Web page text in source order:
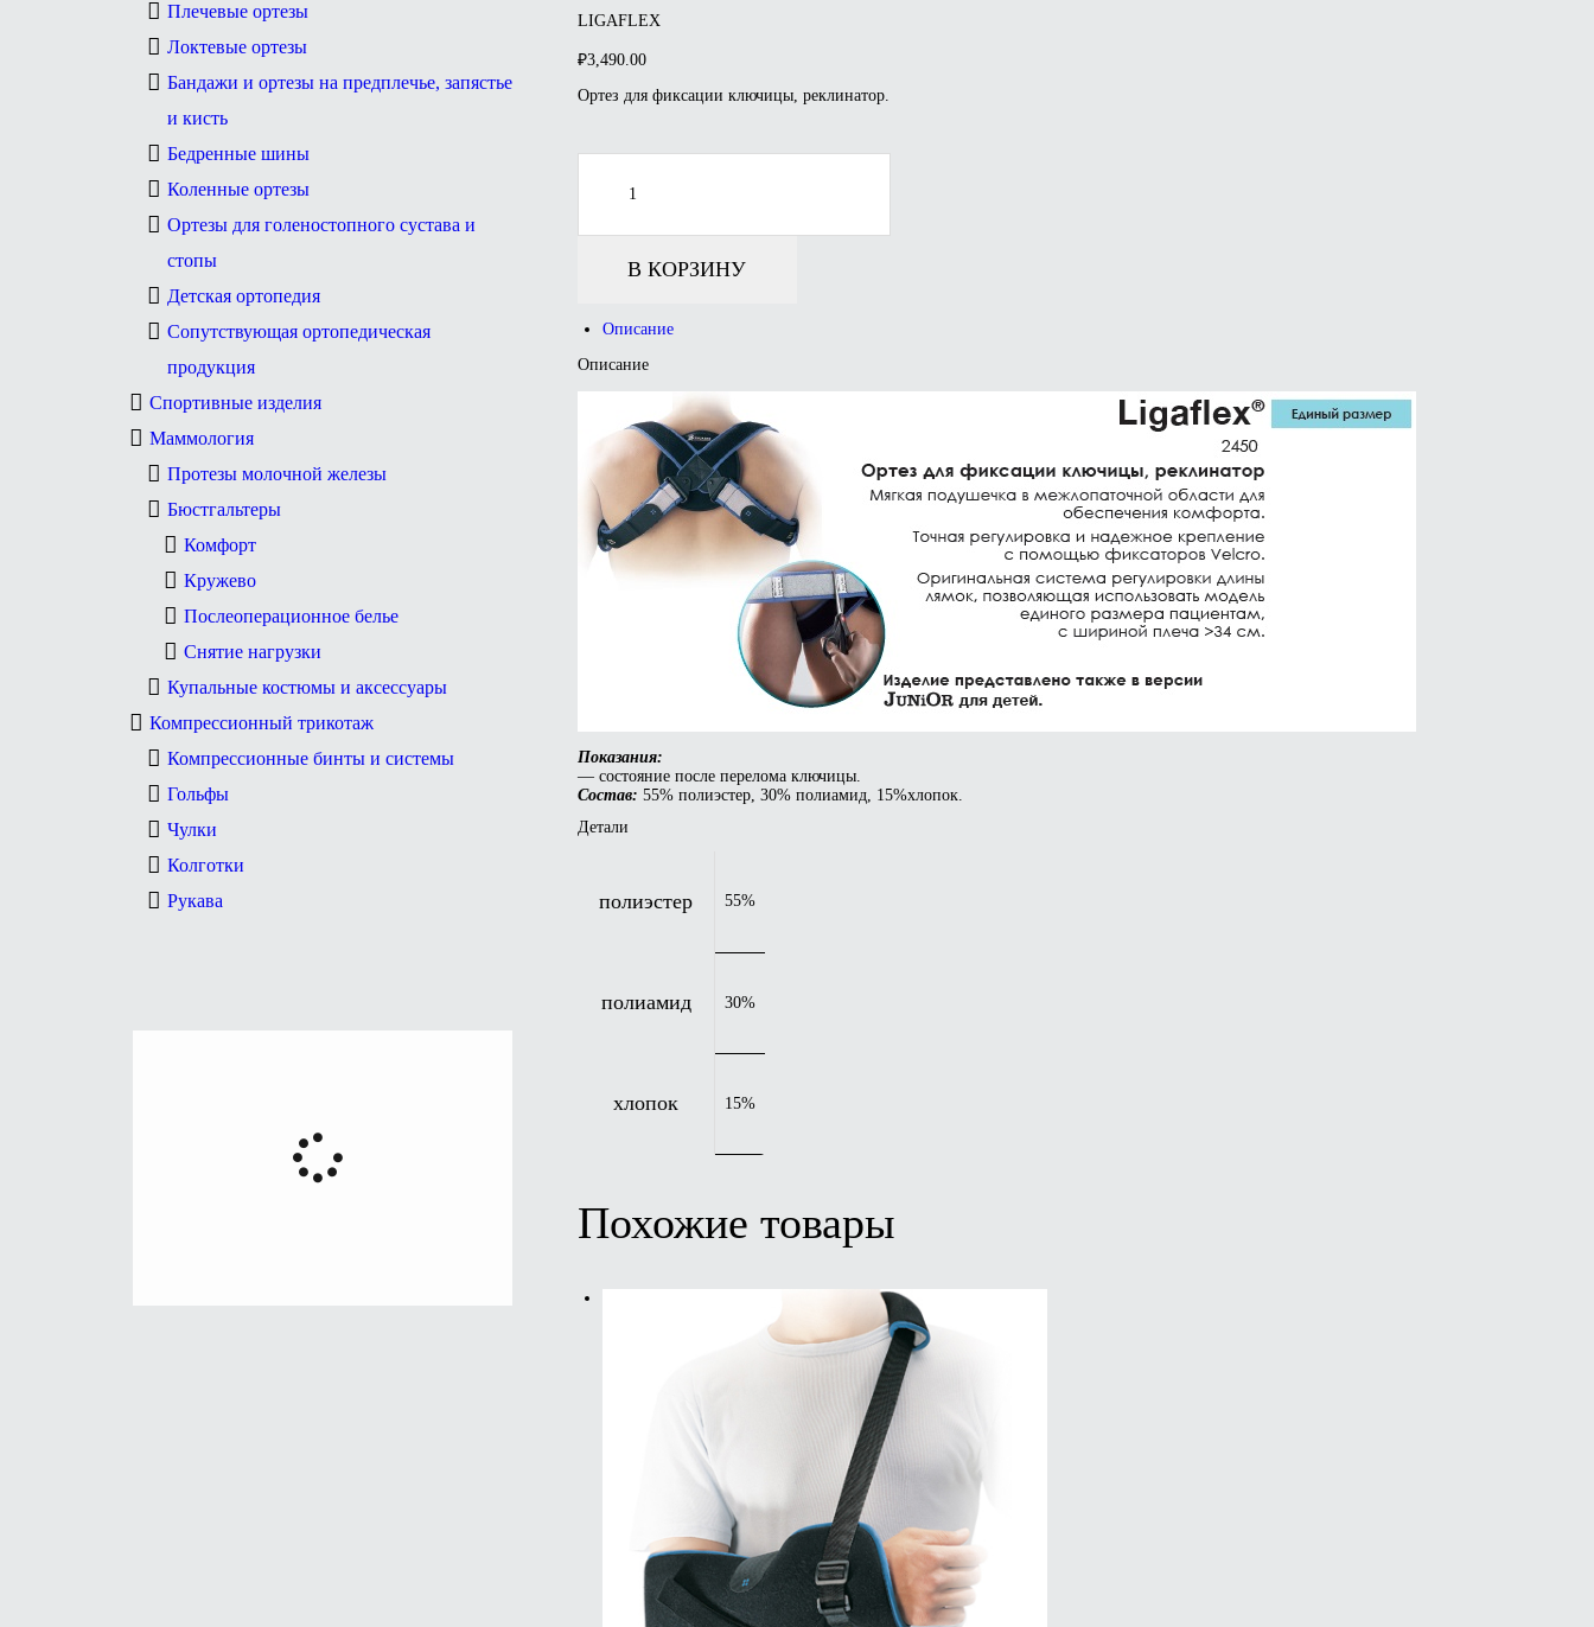
LIGAFLEX
₽3,490.00
Ортез для фиксации ключицы, реклинатор.
LIGAFLEX
В КОРЗИНУ
Описание
Описание
Показания:
— состояние после перелома ключицы.
Состав: 55% полиэстер, 30% полиамид, 15%хлопок.
Детали
полиэстер 55%
полиамид 30%
хлопок 15%
Похожие товары
Плечевые ортезы
Локтевые ортезы
Бандажи и ортезы на предплечье, запястье
и кисть
Бедренные шины
Коленные ортезы
Ортезы для голеностопного сустава и
стопы
Детская ортопедия
Сопутствующая ортопедическая
продукция
Спортивные изделия
Маммология
Протезы молочной железы
Бюстгальтеры
Комфорт
Кружево
Послеоперационное белье
Снятие нагрузки
Купальные костюмы и аксессуары
Компрессионный трикотаж
Компрессионные бинты и системы
Гольфы
Чулки
Колготки
Рукава